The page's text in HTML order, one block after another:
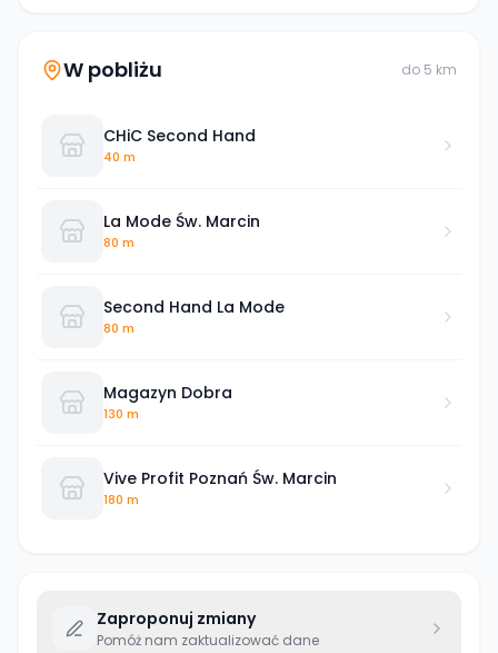
W pobliżu do 5 km
CHiC Second Hand
40 m
La Mode Św. Marcin
80 m
Second Hand La Mode
80 m
Magazyn Dobra
130 m
Vive Profit Poznań Św. Marcin
180 m
Zaproponuj zmiany
Pomóż nam zaktualizować dane